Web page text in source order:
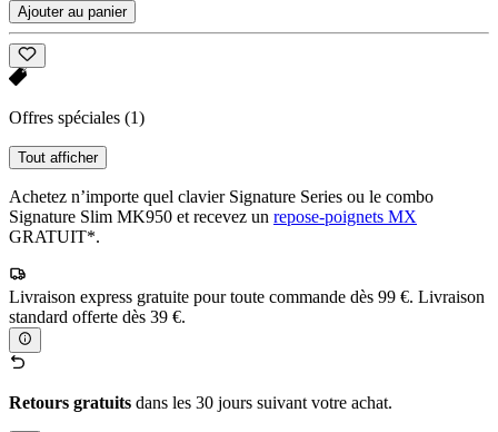
Ajouter au panier
Offres spéciales (1)
Tout afficher
Achetez n’importe quel clavier Signature Series ou le combo
Signature Slim MK950 et recevez un repose-poignets MX
GRATUIT*.
Livraison express gratuite pour toute commande dès 99 €. Livraison
standard offerte dès 39 €.
Retours gratuits dans les 30 jours suivant votre achat.